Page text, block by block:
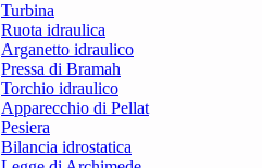
Turbina
Ruota idraulica
Arganetto idraulico
Pressa di Bramah
Torchio idraulico
Apparecchio di Pellat
Pesiera
Bilancia idrostatica